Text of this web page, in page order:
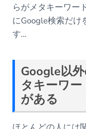
らがメタキーワー
にGoogle検索だけ
す…
Google以
タキーワ
がある